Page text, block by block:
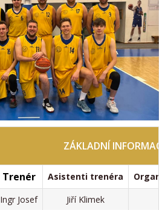
ZÁKLADNÍ INFORMACE
Trenér Asistenti trenéra
Ingr Josef Jiří Klimek